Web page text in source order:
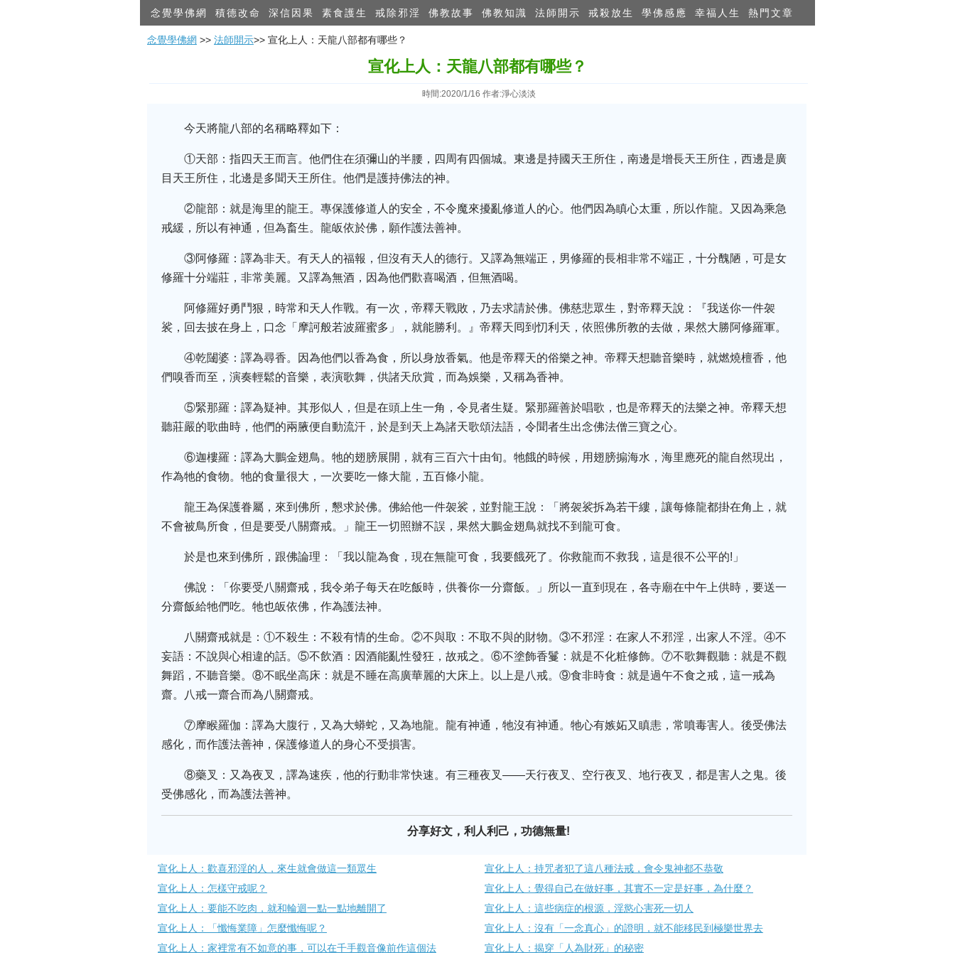
念覺學佛網 積德改命 深信因果 素食護生 戒除邪淫 佛教故事 佛教知識 法師開示 戒殺放生 學佛感應 幸福人生 熱門文章
念覺學佛網 >> 法師開示>> 宣化上人：天龍八部都有哪些？
宣化上人：天龍八部都有哪些？
時間:2020/1/16 作者:淨心淡淡
今天將龍八部的名稱略釋如下：
①天部：指四天王而言。他們住在須彌山的半腰，四周有四個城。東邊是持國天王所住，南邊是增長天王所住，西邊是廣
目天王所住，北邊是多聞天王所住。他們是護持佛法的神。
②龍部：就是海里的龍王。專保護修道人的安全，不令魔來擾亂修道人的心。他們因為瞋心太重，所以作龍。又因為乘急
戒緩，所以有神通，但為畜生。龍皈依於佛，願作護法善神。
③阿修羅：譯為非天。有天人的福報，但沒有天人的德行。又譯為無端正，男修羅的長相非常不端正，十分醜陋，可是女
修羅十分端莊，非常美麗。又譯為無酒，因為他們歡喜喝酒，但無酒喝。
阿修羅好勇鬥狠，時常和天人作戰。有一次，帝釋天戰敗，乃去求請於佛。佛慈悲眾生，對帝釋天說：『我送你一件袈
裟，回去披在身上，口念「摩訶般若波羅蜜多」，就能勝利。』帝釋天囘到忉利天，依照佛所教的去做，果然大勝阿修羅軍。
④乾闥婆：譯為尋香。因為他們以香為食，所以身放香氣。他是帝釋天的俗樂之神。帝釋天想聽音樂時，就燃燒檀香，他
們嗅香而至，演奏輕鬆的音樂，表演歌舞，供諸天欣賞，而為娛樂，又稱為香神。
⑤緊那羅：譯為疑神。其形似人，但是在頭上生一角，令見者生疑。緊那羅善於唱歌，也是帝釋天的法樂之神。帝釋天想
聽莊嚴的歌曲時，他們的兩腋便自動流汗，於是到天上為諸天歌頌法語，令聞者生出念佛法僧三寶之心。
⑥迦樓羅：譯為大鵬金翅鳥。牠的翅膀展開，就有三百六十由旬。牠餓的時候，用翅膀搧海水，海里應死的龍自然現出，
作為牠的食物。牠的食量很大，一次要吃一條大龍，五百條小龍。
龍王為保護眷屬，來到佛所，懇求於佛。佛給他一件袈裟，並對龍王說：「將袈裟拆為若干縷，讓每條龍都掛在角上，就
不會被鳥所食，但是要受八關齋戒。」龍王一切照辦不誤，果然大鵬金翅鳥就找不到龍可食。
於是也來到佛所，跟佛論理：「我以龍為食，現在無龍可食，我要餓死了。你救龍而不救我，這是很不公平的!」
佛說：「你要受八關齋戒，我令弟子每天在吃飯時，供養你一分齋飯。」所以一直到現在，各寺廟在中午上供時，要送一
分齋飯給牠們吃。牠也皈依佛，作為護法神。
八關齋戒就是：①不殺生：不殺有情的生命。②不與取：不取不與的財物。③不邪淫：在家人不邪淫，出家人不淫。④不
妄語：不說與心相違的話。⑤不飲酒：因酒能亂性發狂，故戒之。⑥不塗飾香鬘：就是不化粧修飾。⑦不歌舞觀聽：就是不觀
舞蹈，不聽音樂。⑧不眠坐高床：就是不睡在高廣華麗的大床上。以上是八戒。⑨食非時食：就是過午不食之戒，這一戒為
齋。八戒一齋合而為八關齋戒。
⑦摩睺羅伽：譯為大腹行，又為大蟒蛇，又為地龍。龍有神通，牠沒有神通。牠心有嫉妬又瞋恚，常噴毒害人。後受佛法
感化，而作護法善神，保護修道人的身心不受損害。
⑧藥叉：又為夜叉，譯為速疾，他的行動非常快速。有三種夜叉——天行夜叉、空行夜叉、地行夜叉，都是害人之鬼。後
受佛感化，而為護法善神。
分享好文，利人利己，功德無量!
宣化上人：歡喜邪淫的人，來生就會做這一類眾生
宣化上人：持咒者犯了這八種法戒，會令鬼神都不恭敬
宣化上人：怎樣守戒呢？
宣化上人：覺得自己在做好事，其實不一定是好事，為什麼？
宣化上人：要能不吃肉，就和輪迴一點一點地離開了
宣化上人：這些病症的根源，淫慾心害死一切人
宣化上人：「懺悔業障」怎麼懺悔呢？
宣化上人：沒有「一念真心」的證明，就不能移民到極樂世界去
宣化上人：家裡常有不如意的事，可以在千手觀音像前作這個法
宣化上人：揭穿「人為財死」的秘密